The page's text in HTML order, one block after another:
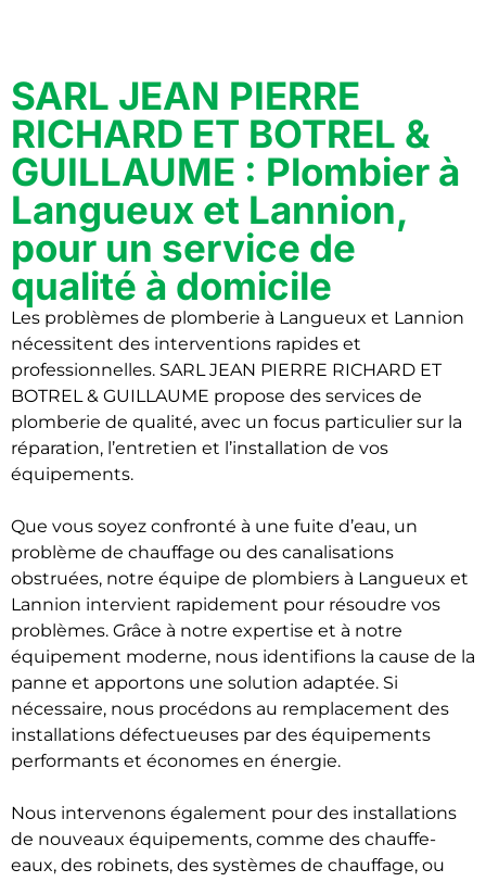
SARL JEAN PIERRE
RICHARD ET BOTREL &
GUILLAUME : Plombier à
Langueux et Lannion,
pour un service de
qualité à domicile
Les problèmes de plomberie à Langueux et Lannion
nécessitent des interventions rapides et
professionnelles. SARL JEAN PIERRE RICHARD ET
BOTREL & GUILLAUME propose des services de
plomberie de qualité, avec un focus particulier sur la
réparation, l’entretien et l’installation de vos
équipements.
Que vous soyez confronté à une fuite d’eau, un
problème de chauffage ou des canalisations
obstruées, notre équipe de plombiers à Langueux et
Lannion intervient rapidement pour résoudre vos
problèmes. Grâce à notre expertise et à notre
équipement moderne, nous identifions la cause de la
panne et apportons une solution adaptée. Si
nécessaire, nous procédons au remplacement des
installations défectueuses par des équipements
performants et économes en énergie.
Nous intervenons également pour des installations
de nouveaux équipements, comme des chauffe-
eaux, des robinets, des systèmes de chauffage, ou